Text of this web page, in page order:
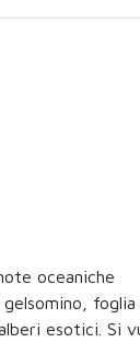
oceaniche
foglia
esotici. Si